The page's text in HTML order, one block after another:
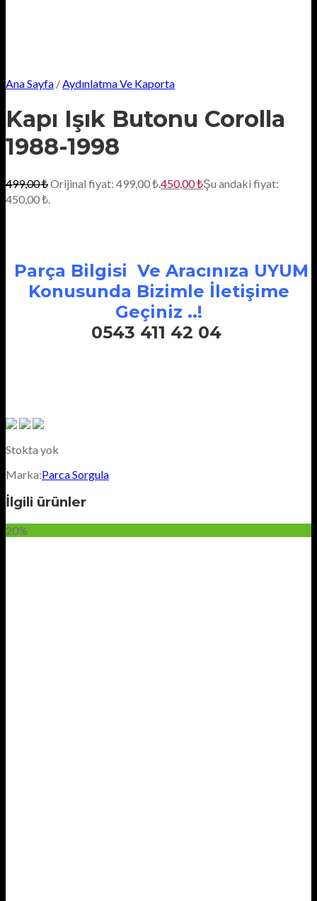
Ana Sayfa /Aydınlatma Ve Kaporta
Kapı Işık Butonu Corolla
1988-1998
499,00₺Orijinal fiyat: 499,00 ₺.450,00₺Şu andaki fiyat:
450,00 ₺.
Parça Bilgisi Ve Aracınıza UYUM
Konusunda Bizimle İletişime
Geçiniz ..!
0543 411 42 04
Stokta yok
Marka:Parca Sorgula
İlgili ürünler
20%